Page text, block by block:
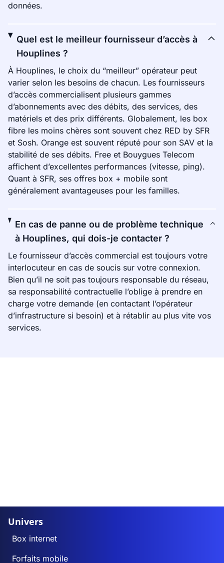
données.
Quel est le meilleur fournisseur d’accès à
Houplines ?
À Houplines, le choix du “meilleur” opérateur peut
varier selon les besoins de chacun. Les fournisseurs
d’accès commercialisent plusieurs gammes
d’abonnements avec des débits, des services, des
matériels et des prix différents. Globalement, les box
fibre les moins chères sont souvent chez RED by SFR
et Sosh. Orange est souvent réputé pour son SAV et la
stabilité de ses débits. Free et Bouygues Telecom
affichent d’excellentes performances (vitesse, ping).
Quant à SFR, ses offres box + mobile sont
généralement avantageuses pour les familles.
En cas de panne ou de problème technique
à Houplines, qui dois-je contacter ?
Le fournisseur d’accès commercial est toujours votre
interlocuteur en cas de soucis sur votre connexion.
Bien qu’il ne soit pas toujours responsable du réseau,
sa responsabilité contractuelle l’oblige à prendre en
charge votre demande (en contactant l’opérateur
d’infrastructure si besoin) et à rétablir au plus vite vos
services.
Univers
Box internet
Forfaits mobile